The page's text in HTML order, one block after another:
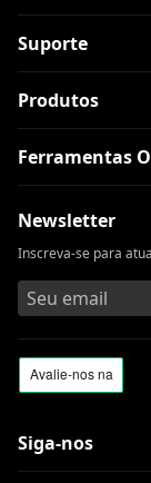
Suporte
Produtos
Ferramentas
Newsletter
Inscreva-se para
Siga-nos